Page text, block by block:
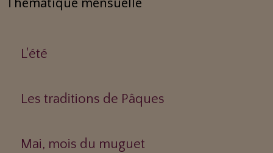
L'été
Les traditions de Pâques
Mai, mois du muguet